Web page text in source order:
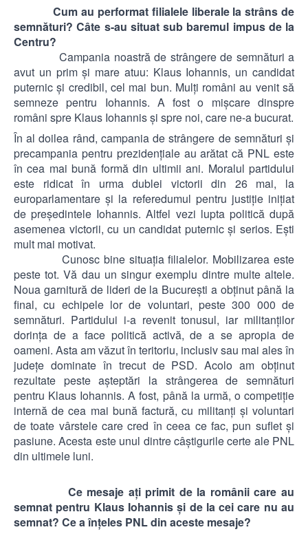
Cum au performat filialele liberale la strâns de
semnături? Câte s-au situat sub baremul impus de la
Centru?
Campania noastră de strângere de semnături a
avut un prim şi mare atuu: Klaus Iohannis, un candidat
puternic şi credibil, cel mai bun. Mulţi români au venit să
semneze pentru Iohannis. A fost o mişcare dinspre
români spre Klaus Iohannis şi spre noi, care ne-a bucurat.
În al doilea rând, campania de strângere de semnături şi
precampania pentru prezidenţiale au arătat că PNL este
în cea mai bună formă din ultimii ani. Moralul partidului
este ridicat în urma dublei victorii din 26 mai, la
europarlamentare şi la referedumul pentru justiţie iniţiat
de preşedintele Iohannis. Altfel vezi lupta politică după
asemenea victorii, cu un candidat puternic şi serios. Eşti
mult mai motivat.
Cunosc bine situaţia filialelor. Mobilizarea este
peste tot. Vă dau un singur exemplu dintre multe altele.
Noua garnitură de lideri de la Bucureşti a obţinut până la
final, cu echipele lor de voluntari, peste 300 000 de
semnături. Partidului i-a revenit tonusul, iar militanţilor
dorinţa de a face politică activă, de a se apropia de
oameni. Asta am văzut în teritoriu, inclusiv sau mai ales în
judeţe dominate în trecut de PSD. Acolo am obţinut
rezultate peste aşteptări la strângerea de semnături
pentru Klaus Iohannis. A fost, până la urmă, o competiţie
internă de cea mai bună factură, cu militanţi şi voluntari
de toate vârstele care cred în ceea ce fac, pun suflet şi
pasiune. Acesta este unul dintre câştigurile certe ale PNL
din ultimele luni.
Ce mesaje aţi primit de la românii care au
semnat pentru Klaus Iohannis şi de la cei care nu au
semnat? Ce a înţeles PNL din aceste mesaje?